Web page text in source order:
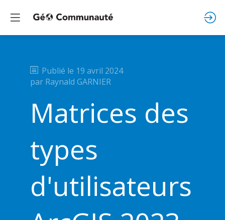
Publié le 19 avril 2024
par Raynald GARNIER
Matrices des
types
d'utilisateurs